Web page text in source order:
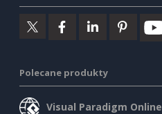
Polecane produkty
Visual Paradigm Online